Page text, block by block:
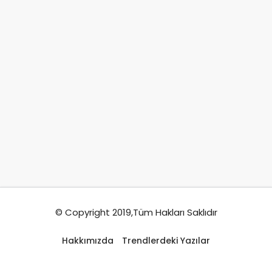
© Copyright 2019,Tüm Hakları Saklıdır
Hakkımızda Trendlerdeki Yazılar